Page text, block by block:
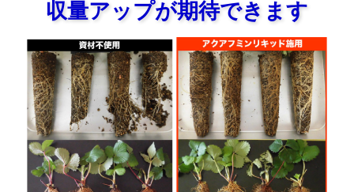
収量アップが期待できます